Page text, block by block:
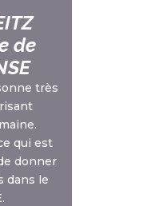
de
très
qui est
donner
dans le